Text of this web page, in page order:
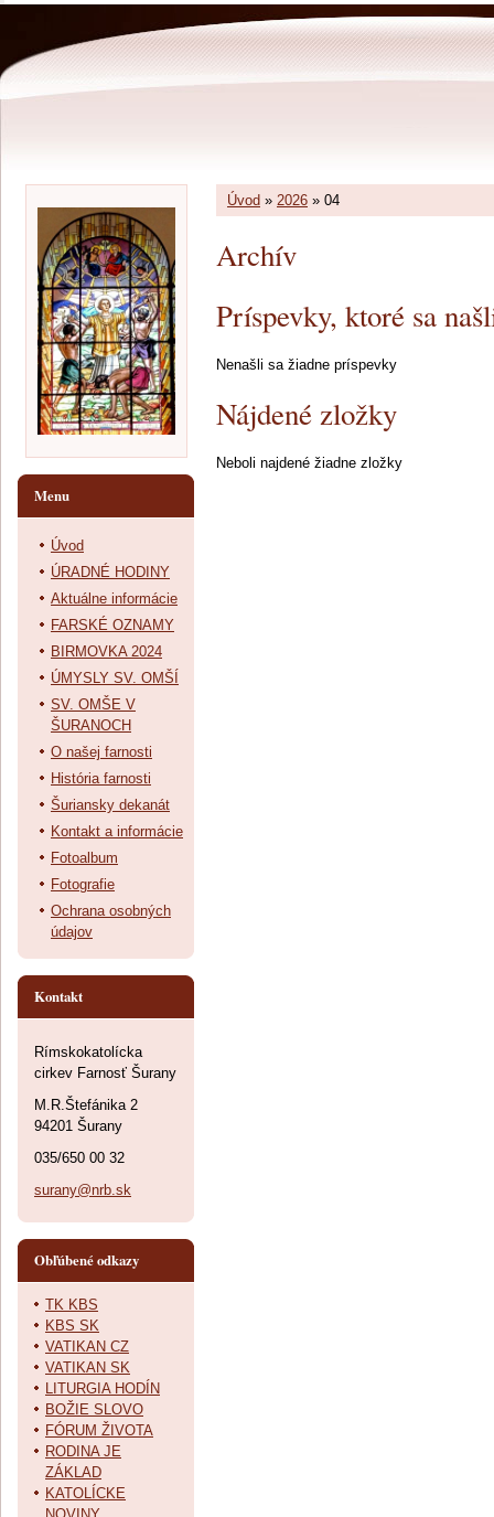
Úvod » 2026 » 04
Archív
Príspevky, ktoré sa
Nenašli sa žiadne príspevky
Nájdené zložky
Neboli najdené žiadne zložky
Menu
Úvod
ÚRADNÉ HODINY
Aktuálne informácie
FARSKÉ OZNAMY
BIRMOVKA 2024
ÚMYSLY SV. OMŠÍ
SV. OMŠE V
ŠURANOCH
O našej farnosti
História farnosti
Šuriansky dekanát
Kontakt a informácie
Fotoalbum
Fotografie
Ochrana osobných
údajov
Kontakt
Rímskokatolícka
cirkev Farnosť Šurany
M.R.Štefánika 2
94201 Šurany
035/650 00 32
surany@nrb.sk
Obľúbené odkazy
TK KBS
KBS SK
VATIKAN CZ
VATIKAN SK
LITURGIA HODÍN
BOŽIE SLOVO
FÓRUM ŽIVOTA
RODINA JE
ZÁKLAD
KATOLÍCKE